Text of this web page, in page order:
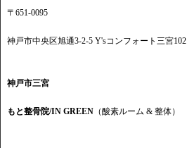
〒651-0095
神戸市中央区旭通3-2-5 Y'sコンフォート三宮102
神戸市三宮
もと整骨院/IN GREEN （酸素ルーム & 整体）